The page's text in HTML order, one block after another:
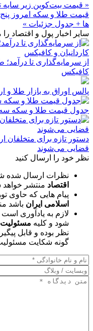
« قیمت بیت‌کوین زیر سایه
ها + جدول جزئیات »
سایر اخبار پول و اقتصاد
از سرمایه‌گذاری تا
کافیکس
پالس اوراق به بازار طلا و
جدول قیمت طلا و سکه سه‌شنبه
قضایی می‌شوند
نظر خود را ارسال کنید
نظرات ارسال شده
اقتصاد منتشر
پیام هایی که حاوی
اسلامی ایران باشد
لازم به یادآوری
شود و کلیه
نظر بوده و قابل
گونه شکایت